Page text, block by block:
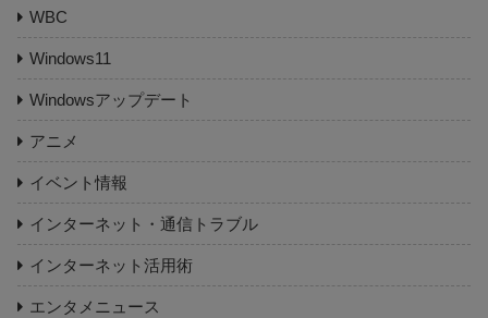
WBC
Windows11
Windowsアップデート
アニメ
イベント情報
インターネット・通信トラブル
インターネット活用術
エンタメニュース